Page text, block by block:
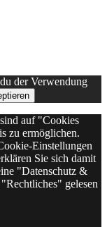
der Verwendung
auf "Cookies
zu ermöglichen.
Einstellungen
Sie sich damit
"Datenschutz &
gelesen